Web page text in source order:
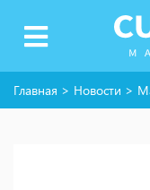
Главная > Новости >